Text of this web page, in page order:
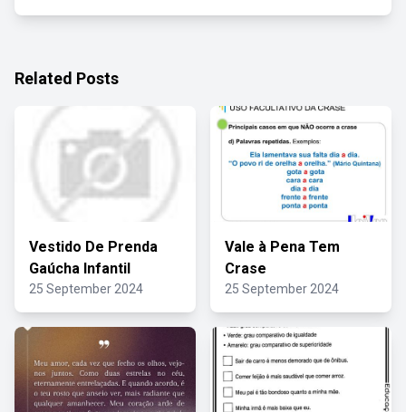
Related Posts
Vestido De Prenda
Gaúcha Infantil
25 September 2024
Vale à Pena Tem
Crase
25 September 2024